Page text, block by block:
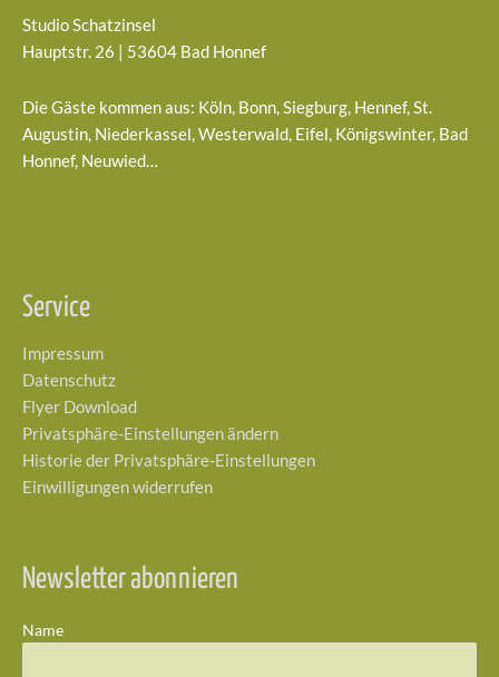
Studio Schatzinsel
Hauptstr. 26 | 53604 Bad Honnef
Die Gäste kommen aus: Köln, Bonn, Siegburg, Hennef, St.
Augustin, Niederkassel, Westerwald, Eifel, Königswinter, Bad
Honnef, Neuwied…
Service
Impressum
Datenschutz
Flyer Download
Privatsphäre-Einstellungen ändern
Historie der Privatsphäre-Einstellungen
Einwilligungen widerrufen
Newsletter abonnieren
Name